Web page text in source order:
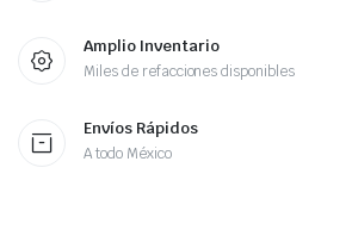
Amplio Inventario
Miles de refacciones disponibles
Envíos Rápidos
A todo México